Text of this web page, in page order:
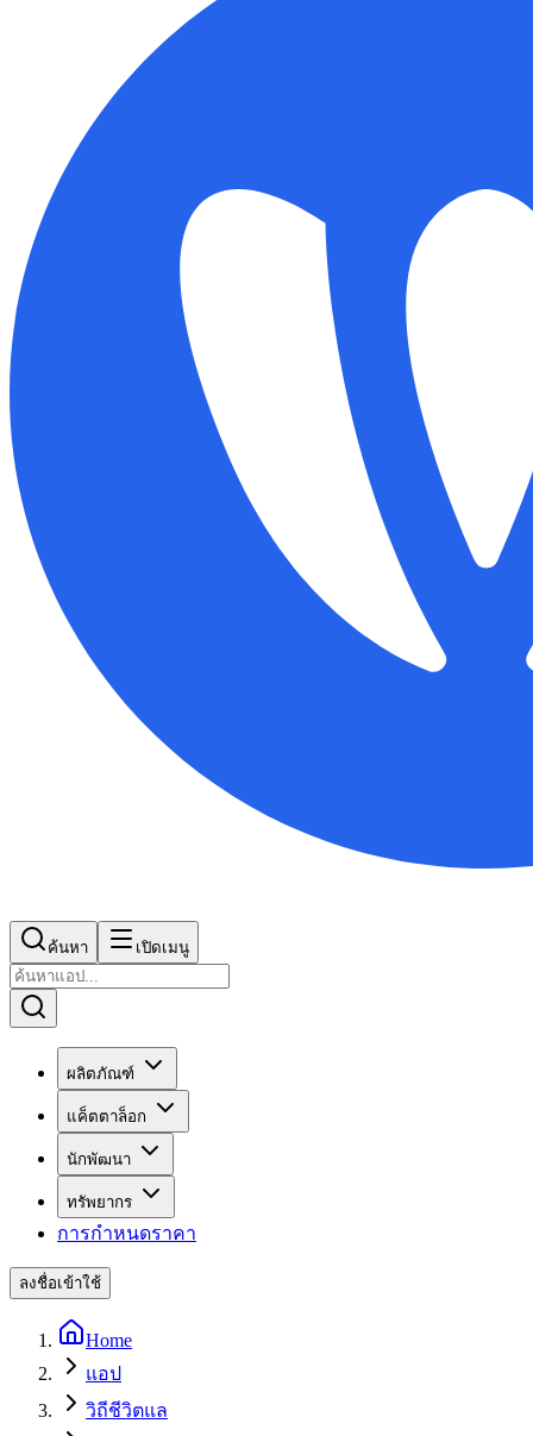
ค้นหา เปิดเมนู
ผลิตภัณฑ์
แค็ตตาล็อก
นักพัฒนา
ทรัพยากร
การกำหนดราคา
ลงชื่อเข้าใช้
Home
แอป
วิถีชีวิตแล